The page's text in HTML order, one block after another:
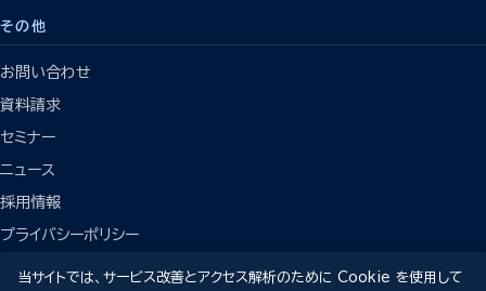
その他
お問い合わせ
資料請求
セミナー
ニュース
採用情報
プライバシーポリシー
当サイトでは、サービス改善とアクセス解析のために Cookie を使用して